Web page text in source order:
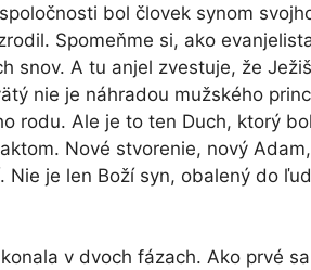
bol človek synom
Spomeňme si, ako
snov. A tu anjel zvestuje, že
nie je náhradou mužského
rodu. Ale je to ten Duch, ktorý
Nové stvorenie, nový
Nie je len Boží syn, obalený do
v dvoch fázach. Ako prvé